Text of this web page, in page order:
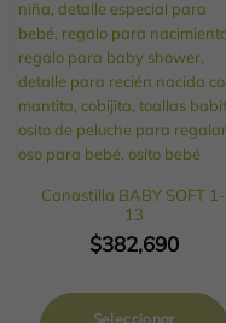
Canastilla BABY SOFT 1-
13
$382,690
Seleccionar